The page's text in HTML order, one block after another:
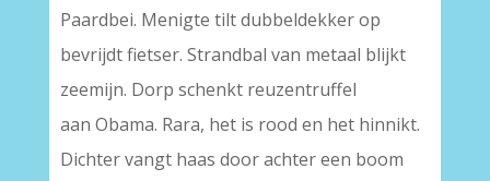
Paardbei. Menigte tilt dubbeldekker op
bevrijdt fietser. Strandbal van metaal blijkt
zeemijn. Dorp schenkt reuzentruffel
aan Obama. Rara, het is rood en het hinnikt.
Dichter vangt haas door achter een boom